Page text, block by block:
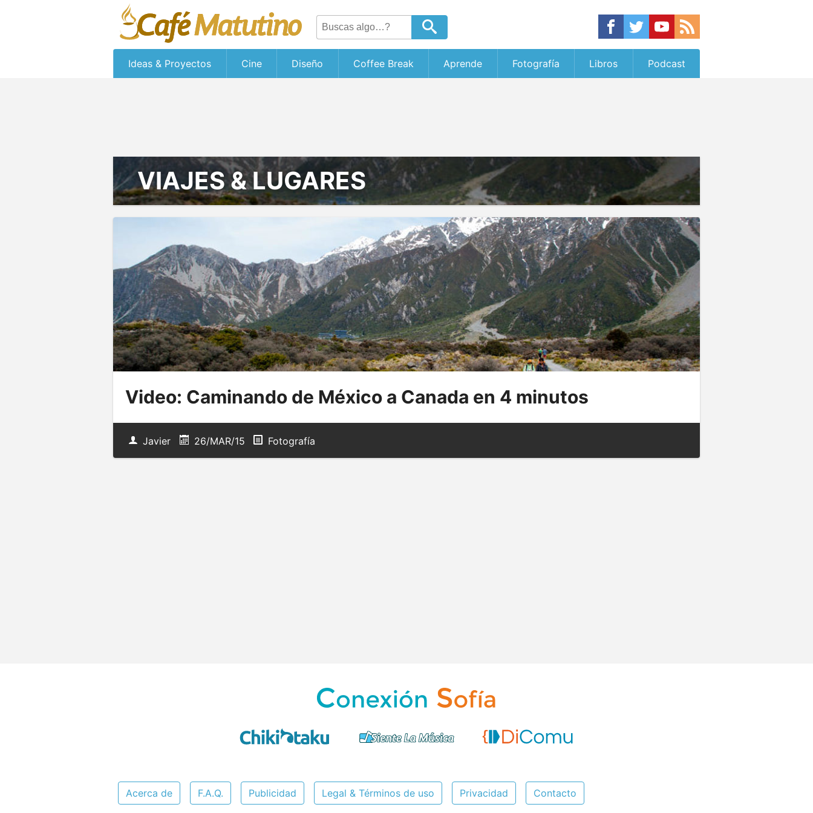
Ideas & Proyectos Cine Diseño Coffee Break Aprende Fotografía Libros Podcast
VIAJES & LUGARES
Video: Caminando de México a Canada en 4 minutos
Javier 26/MAR/15 Fotografía
Acerca de F.A.Q. Publicidad Legal & Términos de uso Privacidad Contacto